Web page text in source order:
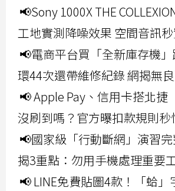
📢Sony 1000X THE
工地實測降噪效果 空間音訊
📢電商平台買「全新庫存機
環44次還帶維修紀錄 網揭無
📢 Apple Pay、信用卡搭北捷
沒刷到嗎？官方曝扣款規則秒
📢國家級「行動斷網」演習完
揭3重點：勿用手機處理重要
📢 LINE免費貼圖4款！「蛤」